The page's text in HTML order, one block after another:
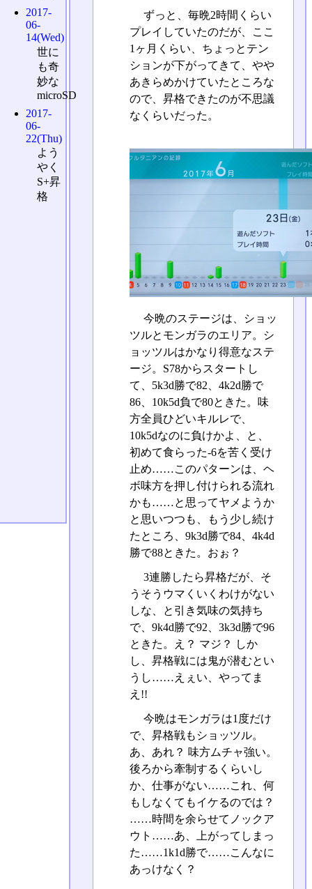
ずっと、毎晩2時間くらい
プレイしていたのだが、ここ
1ヶ月くらい、ちょっとテン
ションが下がってきて、やや
あきらめかけていたところな
ので、昇格できたのが不思議
なくらいだった。
今晩のステージは、ショッ
ツルとモンガラのエリア。シ
ョッツルはかなり得意なステ
ージ。S78からスタートし
て、5k3d勝で82、4k2d勝で
86、10k5d負で80ときた。味
方全員ひどいキルレで、
10k5dなのに負けかよ、と、
初めて食らった-6を苦く受け
止め……このパターンは、ヘ
ボ味方を押し付けられる流れ
かも……と思ってヤメようか
と思いつつも、もう少し続け
たところ、9k3d勝で84、4k4d
勝で88ときた。おぉ？
3連勝したら昇格だが、そ
うそうウマくいくわけがない
しな、と引き気味の気持ち
で、9k4d勝で92、3k3d勝で96
ときた。え？ マジ？ しか
し、昇格戦には鬼が潜むとい
うし……えぇい、やってま
え!!
今晩はモンガラは1度だけ
で、昇格戦もショッツル。
あ、あれ？ 味方ムチャ強い。
後ろから牽制するくらいし
か、仕事がない……これ、何
もしなくてもイケるのでは？
……時間を余らせてノックア
ウト……あ、上がってしまっ
た……1k1d勝で……こんなに
あっけなく？
2017-
06-
14(Wed)
世に
も奇
妙な
microSD
2017-
06-
22(Thu)
よう
やく
S+昇
格